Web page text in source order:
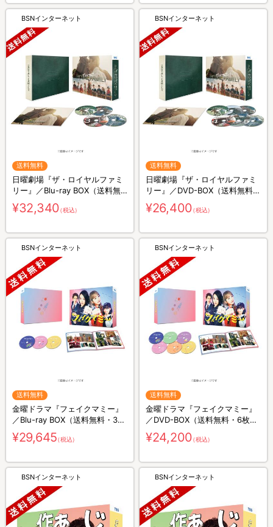
BSNインターネット
送料無料
日曜劇場『ザ・ロイヤルファミ
リー』／Blu-ray BOX（送料無
料・4枚組）
¥32,340（税込）
BSNインターネット
送料無料
日曜劇場『ザ・ロイヤルファミ
リー』／DVD-BOX（送料無料・
6枚組）
¥26,400（税込）
BSNインターネット
送料無料
金曜ドラマ『フェイクマミー』
／Blu-ray BOX（送料無料・3枚
組）
¥29,645（税込）
BSNインターネット
送料無料
金曜ドラマ『フェイクマミー』
／DVD-BOX（送料無料・6枚
組）
¥24,200（税込）
BSNインターネット BSNインターネット